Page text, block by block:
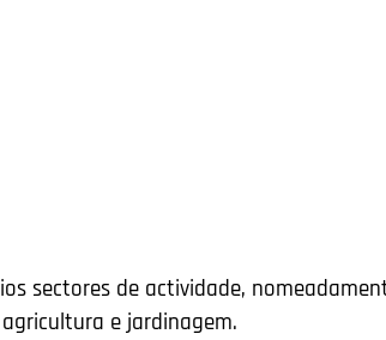
sectores de actividade,
e jardinagem.